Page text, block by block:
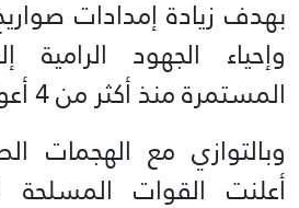
بهدف زيادة إمدادات
وإحياء الجهود الرامية
المستمرة منذ أكثر من 4 أعوام.
وبالتوازي مع الهجمات
أعلنت القوات المسلحة